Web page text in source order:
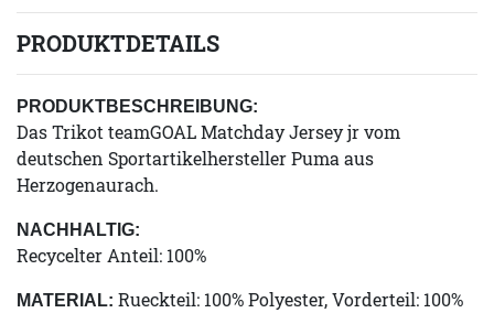
PRODUKTDETAILS
PRODUKTBESCHREIBUNG:
Das Trikot teamGOAL Matchday Jersey jr vom
deutschen Sportartikelhersteller Puma aus
Herzogenaurach.
NACHHALTIG:
Recycelter Anteil: 100%
MATERIAL: Rueckteil: 100% Polyester, Vorderteil: 100%